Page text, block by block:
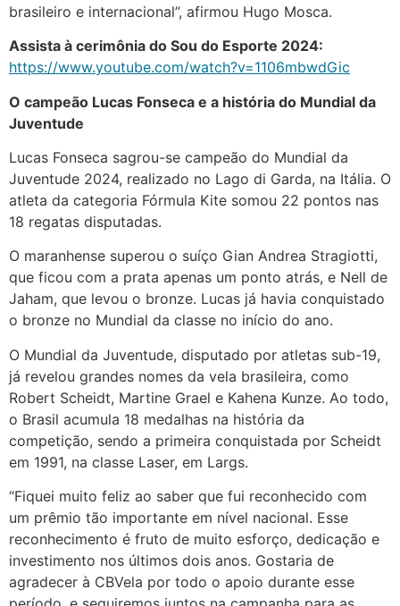
brasileiro e internacional”, afirmou Hugo Mosca.
Assista à cerimônia do Sou do Esporte 2024:
https://www.youtube.com/watch?v=1106mbwdGic
O campeão Lucas Fonseca e a história do Mundial da
Juventude
Lucas Fonseca sagrou-se campeão do Mundial da
Juventude 2024, realizado no Lago di Garda, na Itália. O
atleta da categoria Fórmula Kite somou 22 pontos nas
18 regatas disputadas.
O maranhense superou o suíço Gian Andrea Stragiotti,
que ficou com a prata apenas um ponto atrás, e Nell de
Jaham, que levou o bronze. Lucas já havia conquistado
o bronze no Mundial da classe no início do ano.
O Mundial da Juventude, disputado por atletas sub-19,
já revelou grandes nomes da vela brasileira, como
Robert Scheidt, Martine Grael e Kahena Kunze. Ao todo,
o Brasil acumula 18 medalhas na história da
competição, sendo a primeira conquistada por Scheidt
em 1991, na classe Laser, em Largs.
“Fiquei muito feliz ao saber que fui reconhecido com
um prêmio tão importante em nível nacional. Esse
reconhecimento é fruto de muito esforço, dedicação e
investimento nos últimos dois anos. Gostaria de
agradecer à CBVela por todo o apoio durante esse